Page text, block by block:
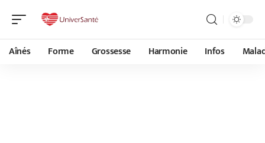
Aînés Forme Grossesse Harmonie Infos